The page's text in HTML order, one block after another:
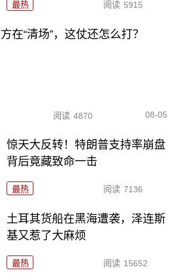
最热 阅读 5915
在“清场”，这仗还怎么打？
阅读 4870 08-05
惊天大反转！特朗普支持率崩盘
背后竟藏致命一击
最热 阅读 7136
土耳其货船在黑海遭袭，泽连斯
基又惹了大麻烦
最热 阅读 15652